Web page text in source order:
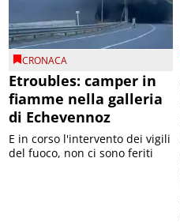
CRONACA
Etroubles: camper in
fiamme nella galleria
di Echevennoz
E in corso l'intervento dei vigili
del fuoco, non ci sono feriti